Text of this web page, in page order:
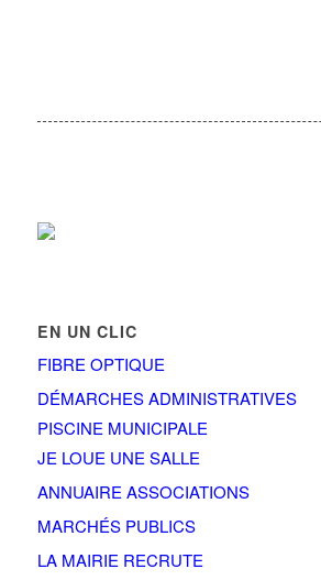
EN UN CLIC
FIBRE OPTIQUE
DÉMARCHES ADMINISTRATIVES
PISCINE MUNICIPALE
JE LOUE UNE SALLE
ANNUAIRE ASSOCIATIONS
MARCHÉS PUBLICS
LA MAIRIE RECRUTE